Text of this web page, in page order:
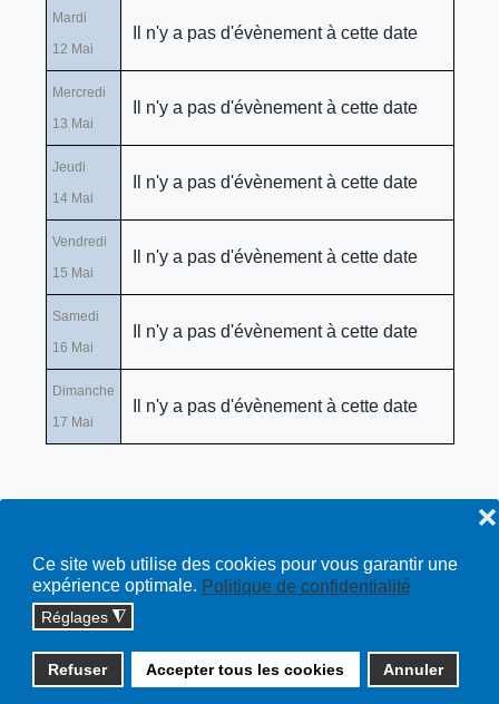
Ce site web utilise des cookies pour vous garantir une
expérience optimale. Politique de confidentialité
Réglages ◮
Refuser Accepter tous les cookies Annuler
❌
Mardi
12 Mai
Il n'y a pas d'évènement à cette date
Mercredi
13 Mai
Il n'y a pas d'évènement à cette date
Jeudi
14 Mai
Il n'y a pas d'évènement à cette date
Vendredi
15 Mai
Il n'y a pas d'évènement à cette date
Samedi
16 Mai
Il n'y a pas d'évènement à cette date
Dimanche
17 Mai
Il n'y a pas d'évènement à cette date
Copyright © 2026 cossonay.ch - tous droits réservés | site :
solutions informatiques